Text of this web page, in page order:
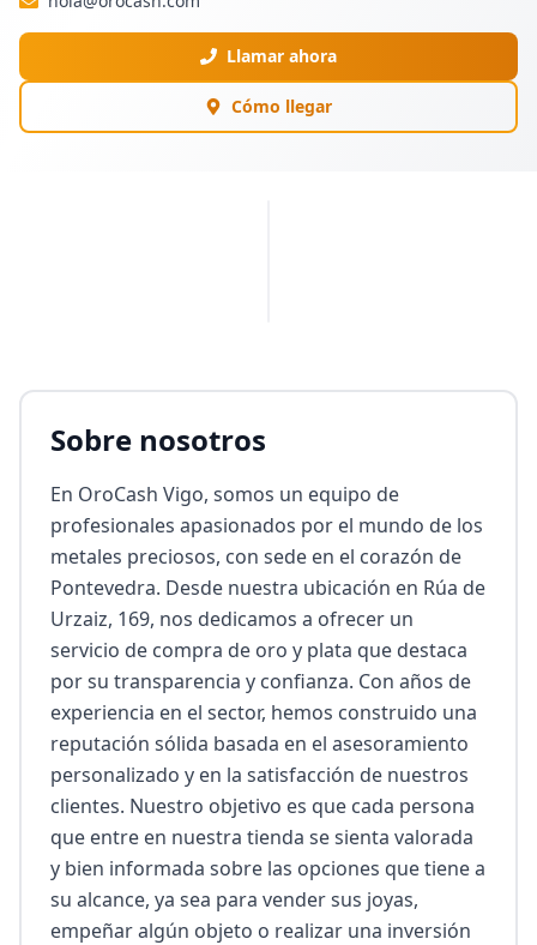
Llamar ahora
Cómo llegar
Sobre nosotros
En OroCash Vigo, somos un equipo de
profesionales apasionados por el mundo de los
metales preciosos, con sede en el corazón de
Pontevedra. Desde nuestra ubicación en Rúa de
Urzaiz, 169, nos dedicamos a ofrecer un
servicio de compra de oro y plata que destaca
por su transparencia y confianza. Con años de
experiencia en el sector, hemos construido una
reputación sólida basada en el asesoramiento
personalizado y en la satisfacción de nuestros
clientes. Nuestro objetivo es que cada persona
que entre en nuestra tienda se sienta valorada
y bien informada sobre las opciones que tiene a
su alcance, ya sea para vender sus joyas,
empeñar algún objeto o realizar una inversión